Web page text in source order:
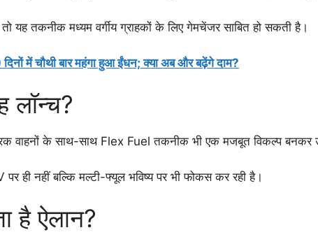
यह तकनीक मध्यम वर्गीय ग्राहकों के लिए गेमचेंजर साबित हो सकती है।
में चौथी बार महंगा हुआ ईंधन; क्या अब और बढ़ेंगे दाम?
लॉन्च?
वाहनों के साथ-साथ Flex Fuel तकनीक भी एक मजबूत विकल्प बनकर
ही नहीं बल्कि मल्टी-फ्यूल भविष्य पर भी फोकस कर रही है।
है ऐलान?